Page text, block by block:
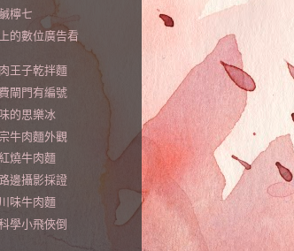
檸七
的數位廣告看
王子乾拌麵
閘門有編號
的思樂冰
牛肉麵外觀
燒牛肉麵
邊攝影採證
味牛肉麵
學小飛俠倒